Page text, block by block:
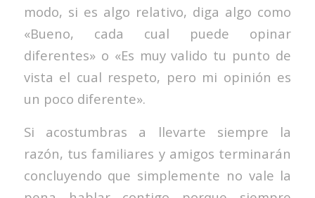
modo, si es algo relativo, diga algo como
«Bueno, cada cual puede opinar
diferentes» o «Es muy valido tu punto de
vista el cual respeto, pero mi opinión es
un poco diferente».
Si acostumbras a llevarte siempre la
razón, tus familiares y amigos terminarán
concluyendo que simplemente no vale la